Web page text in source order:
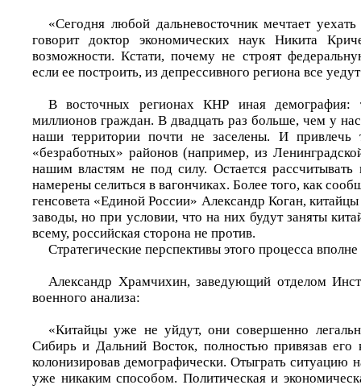
«Сегодня любой дальневосточник мечтает
говорит доктор экономических наук Никита
возможности. Кстати, почему не строят
если ее построить, из депрессивного региона все
В восточных регионах КНР иная демография:
миллионов граждан. В двадцать раз больше, чем у
наши территории почти не заселены. И привлечь
«безработных» районов (например, из
нашим властям не под силу. Остается
намерены селиться в вагончиках. Более того, как
генсовета «Единой России» Александр Коган,
заводы, но при условии, что на них будут заняты
всему, российская сторона не против.
Стратегические перспективы этого процесса
Александр Храмчихин, заведующий отделом
военного анализа:
«Китайцы уже не уйдут, они совершенно
Сибирь и Дальний Восток, полностью привязав его
колонизировав демографически. Отыграть ситуацию
уже никаким способом. Политическая и